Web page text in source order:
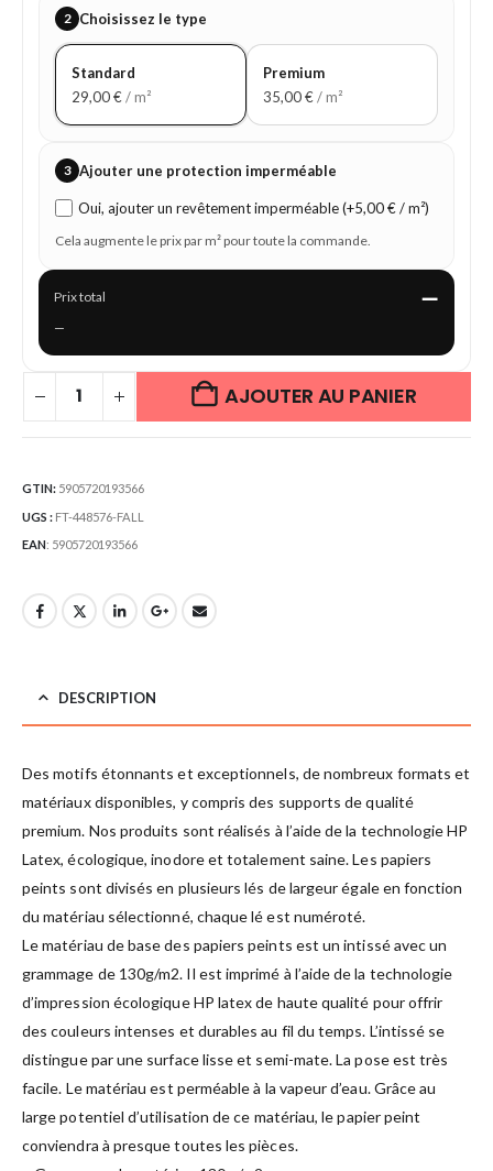
2 Choisissez le type
Standard
29,00€/ m²
Premium
35,00€/ m²
3 Ajouter une protection imperméable
Oui, ajouter un revêtement imperméable (+5,00 € / m²)
Cela augmente le prix par m² pour toute la commande.
Prix total —
—
AJOUTER AU PANIER
GTIN: 5905720193566
UGS : FT-448576-FALL
EAN: 5905720193566
DESCRIPTION
Des motifs étonnants et exceptionnels, de nombreux formats et
matériaux disponibles, y compris des supports de qualité
premium. Nos produits sont réalisés à l’aide de la technologie HP
Latex, écologique, inodore et totalement saine. Les papiers
peints sont divisés en plusieurs lés de largeur égale en fonction
du matériau sélectionné, chaque lé est numéroté.
Le matériau de base des papiers peints est un intissé avec un
grammage de 130g/m2. Il est imprimé à l’aide de la technologie
d’impression écologique HP latex de haute qualité pour offrir
des couleurs intenses et durables au fil du temps. L’intissé se
distingue par une surface lisse et semi-mate. La pose est très
facile. Le matériau est perméable à la vapeur d’eau. Grâce au
large potentiel d’utilisation de ce matériau, le papier peint
conviendra à presque toutes les pièces.